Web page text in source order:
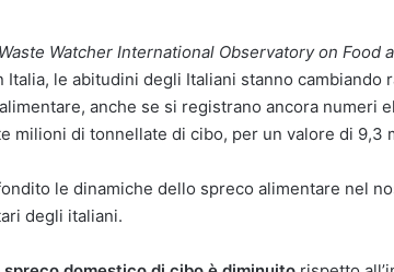
Waste Watcher International Observatory on Food
Italia, le abitudini degli Italiani stanno cambiando
anche se si registrano ancora numeri
milioni di tonnellate di cibo, per un valore di 9,3
le dinamiche dello spreco alimentare nel
degli italiani.